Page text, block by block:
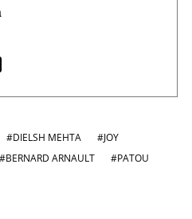
#DIELSH MEHTA
#JOY
#BERNARD ARNAULT #PATOU